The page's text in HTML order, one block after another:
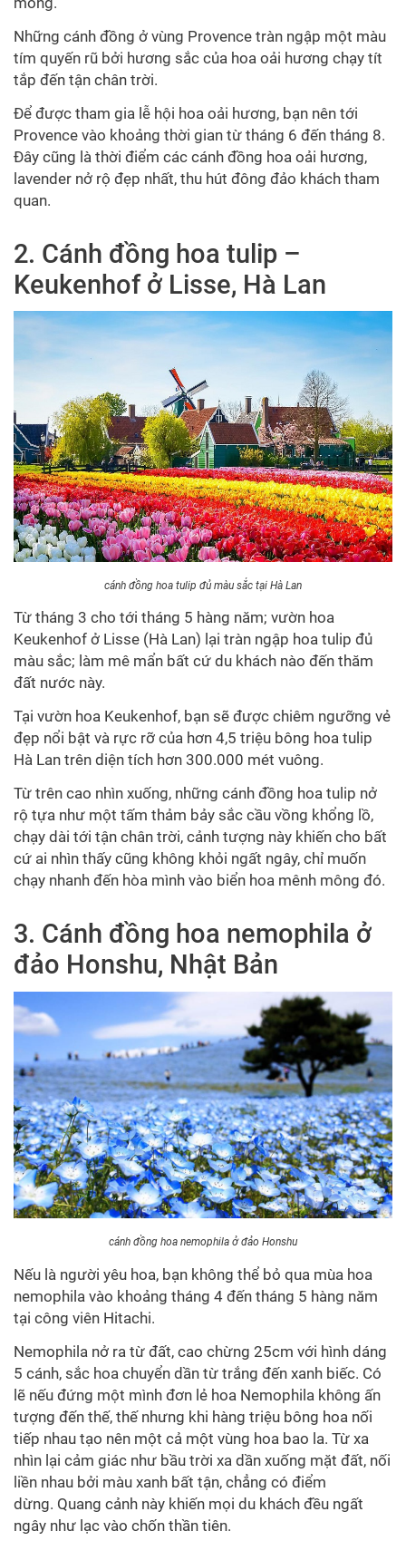
Những cánh đồng ở vùng Provence tràn ngập một màu
tím quyến rũ bởi hương sắc của hoa oải hương chạy tít
tắp đến tận chân trời.
Để được tham gia lễ hội hoa oải hương, bạn nên tới
Provence vào khoảng thời gian từ tháng 6 đến tháng 8.
Đây cũng là thời điểm các cánh đồng hoa oải hương,
lavender nở rộ đẹp nhất, thu hút đông đảo khách tham
quan.
2. Cánh đồng hoa tulip –
Keukenhof ở Lisse, Hà Lan
cánh đồng hoa tulip đủ màu sắc tại Hà Lan
Từ tháng 3 cho tới tháng 5 hàng năm; vườn hoa
Keukenhof ở Lisse (Hà Lan) lại tràn ngập hoa tulip đủ
màu sắc; làm mê mẩn bất cứ du khách nào đến thăm
đất nước này.
Tại vườn hoa Keukenhof, bạn sẽ được chiêm ngưỡng vẻ
đẹp nổi bật và rực rỡ của hơn 4,5 triệu bông hoa tulip
Hà Lan trên diện tích hơn 300.000 mét vuông.
Từ trên cao nhìn xuống, những cánh đồng hoa tulip nở
rộ tựa như một tấm thảm bảy sắc cầu vồng khổng lồ,
chạy dài tới tận chân trời, cảnh tượng này khiến cho bất
cứ ai nhìn thấy cũng không khỏi ngất ngây, chỉ muốn
chạy nhanh đến hòa mình vào biển hoa mênh mông đó.
3. Cánh đồng hoa nemophila ở
đảo Honshu, Nhật Bản
cánh đồng hoa nemophila ở đảo Honshu
Nếu là người yêu hoa, bạn không thể bỏ qua mùa hoa
nemophila vào khoảng tháng 4 đến tháng 5 hàng năm
tại công viên Hitachi.
Nemophila nở ra từ đất, cao chừng 25cm với hình dáng
5 cánh, sắc hoa chuyển dần từ trắng đến xanh biếc. Có
lẽ nếu đứng một mình đơn lẻ hoa Nemophila không ấn
tượng đến thế, thế nhưng khi hàng triệu bông hoa nối
tiếp nhau tạo nên một cả một vùng hoa bao la. Từ xa
nhìn lại cảm giác như bầu trời xa dần xuống mặt đất, nối
liền nhau bởi màu xanh bất tận, chẳng có điểm
dừng. Quang cảnh này khiến mọi du khách đều ngất
ngây như lạc vào chốn thần tiên.